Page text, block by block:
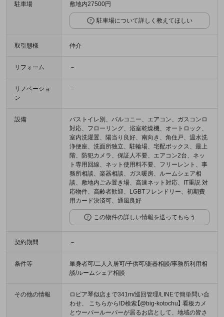
駐車場 敷地内27500円
駐車場について詳しく教えてほしい
取引態様 仲介
リフォーム －
リノベーショ
ン
－
設備
バストイレ別、バルコニー、エアコン、ガスコンロ
対応、フローリング、浴室乾燥機、オートロック、
室内洗濯置、陽当り良好、南向き、角住戸、温水洗
浄便座、洗面所独立、駐輪場、宅配ボックス、最上
階、防犯カメラ、保証人不要、エアコン2台、ネッ
ト専用回線、ネット使用料不要、フリーレント、事
務所相談、楽器相談、ガス暖房、ルームシェア相
談、敷地内ごみ置き場、高速ネット対応、IT重説 対
応物件、高齢者歓迎、LGBTフレンドリー、初期費
用カード決済可、通風良好
この物件の詳しい情報を送ってもらう
契約期間 －
条件等
単身者可/二人入居可/子供可/楽器相談/事務所利用相
談/ルームシェア相談
その他の情報
ロピア琴似店まで341m/巡回管理/LINEで簡単問い合
わせ、 こちらからID検索【@big-kotochu】 看板カメ
とウーパールーパーが居るお店として、地域の皆さ